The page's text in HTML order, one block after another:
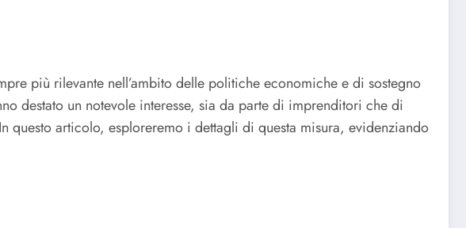
più rilevante nell’ambito delle politiche economiche e di sostegno
destato un notevole interesse, sia da parte di imprenditori che di
questo articolo, esploreremo i dettagli di questa misura, evidenziando